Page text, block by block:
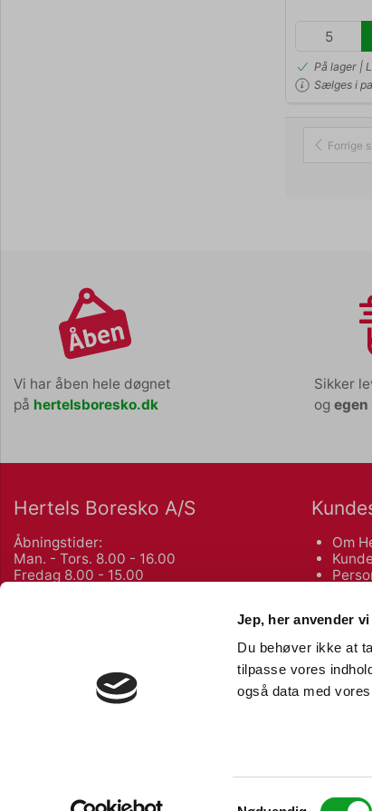
Jep, her anvender
Du behøver ikke at
tilpasse vores
også data med
Samtykkevalg
På lager |
Sælges i
Forrige
Vi har åben hele døgnet
på hertelsboresko.dk
Sikker
og
Hertels Boresko A/S
Åbningstider:
Man. - Tors. 8.00 - 16.00
Fredag 8.00 - 15.00
info@hertelsboresko.dk
Om
Bliv
Opret